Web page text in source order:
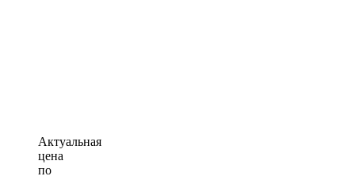
Актуальная
цена
по